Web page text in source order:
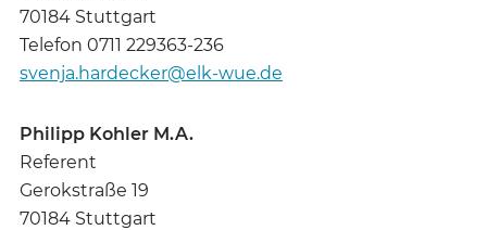
70184 Stuttgart
Telefon 0711 229363-236
svenja.hardecker@elk-wue.de
Philipp Kohler M.A.
Referent
Gerokstraße 19
70184 Stuttgart